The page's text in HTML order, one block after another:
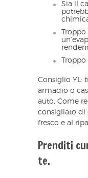
Sia il
Consiglio YL:
armadio o
auto. Come
consigliato di
fresco e al
Prenditi
te.